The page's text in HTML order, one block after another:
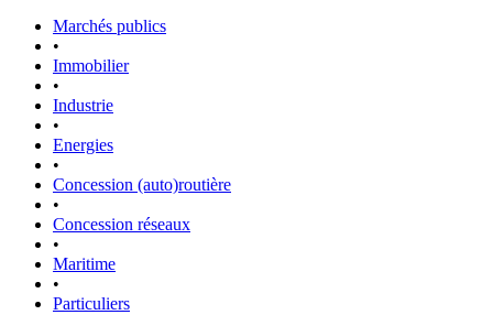
Marchés publics
•
Immobilier
•
Industrie
•
Energies
•
Concession (auto)routière
•
Concession réseaux
•
Maritime
•
Particuliers